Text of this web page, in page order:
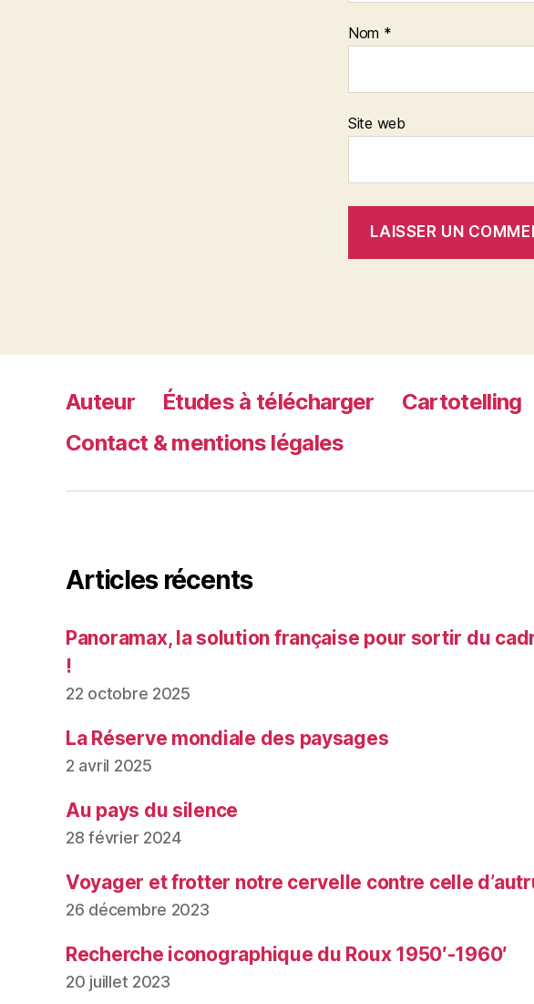
Nom *
Site web
Auteur Études à télécharger Cartotelling
Contact & mentions légales
Articles récents
Panoramax, la solution française pour sortir du
!
22 octobre 2025
La Réserve mondiale des paysages
2 avril 2025
Au pays du silence
28 février 2024
Voyager et frotter notre cervelle contre celle
26 décembre 2023
Recherche iconographique du Roux 1950′-1960′
20 juillet 2023